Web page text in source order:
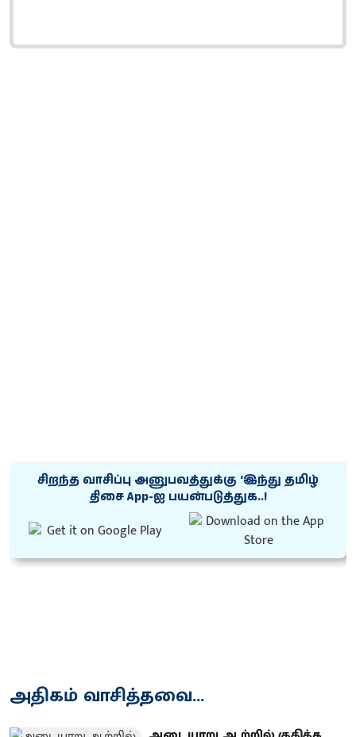
சிறந்த வாசிப்பு அனுபவத்துக்கு ‘இந்து தமிழ்
திசை App-ஐ பயன்படுத்துக..!
அதிகம் வாசித்தவை...